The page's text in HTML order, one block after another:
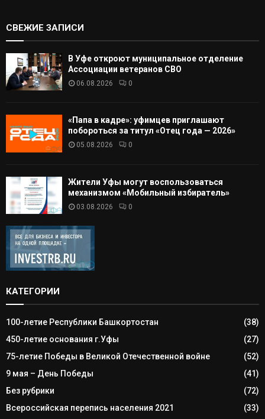
СВЕЖИЕ ЗАПИСИ
В Уфе откроют муниципальное отделение
Ассоциации ветеранов СВО
06.08.2026 0
«Папа в кадре»: уфимцев приглашают
побороться за титул «Отец года — 2026»
05.08.2026 0
Жители Уфы могут воспользоваться
механизмом «Мобильный избиратель»
03.08.2026 0
КАТЕГОРИИ
100-летие Республики Башкортостан
(38)
450-летие основания г.Уфы
(27)
75-летие Победы в Великой Отечественной войне
(52)
9 мая – День Победы
(41)
Без рубрики
(72)
Всероссийская перепись населения 2021
(33)